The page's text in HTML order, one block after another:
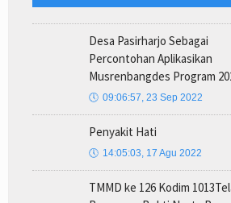
Desa Pasirharjo Sebagai
Percontohan Aplikasikan
Musrenbangdes Program
🕔 09:06:57, 23 Sep 2022
Penyakit Hati
🕔 14:05:03, 17 Agu 2022
TMMD ke 126 Kodim